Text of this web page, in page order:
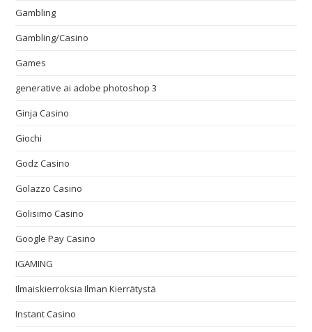
Gambling
Gambling/Casino
Games
generative ai adobe photoshop 3
Ginja Casino
Giochi
Godz Casino
Golazzo Casino
Golisimo Casino
Google Pay Casino
IGAMING
Ilmaiskierroksia Ilman Kierrätystä
Instant Casino